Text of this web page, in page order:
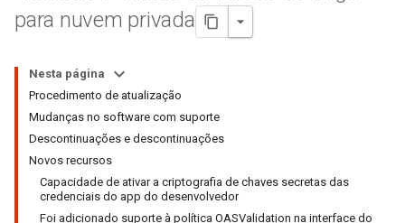
para nuvem privada
Nesta página
Procedimento de atualização
Mudanças no software com suporte
Descontinuações e descontinuações
Novos recursos
Capacidade de ativar a criptografia de chaves secretas das
credenciais do app do desenvolvedor
Foi adicionado suporte à política OASValidation na interface do